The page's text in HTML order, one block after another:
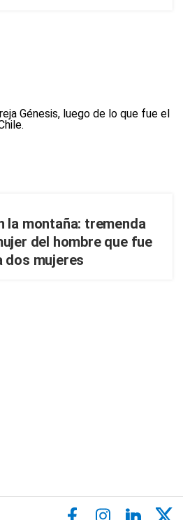
la montaña: tremenda
del hombre que fue
dos mujeres